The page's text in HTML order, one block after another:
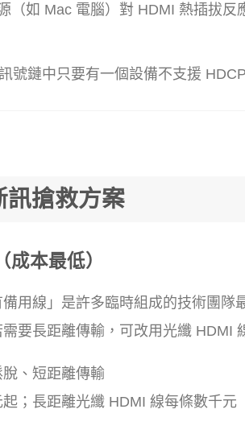
（如 Mac 電腦）對 HDMI 熱插拔
訊號鏈中只要有一個設備不支援
訊搶救方案
本最低）
用線」是許多臨時組成的技術團隊
需要長距離傳輸，可改用光纖 HDMI
、短距離傳輸
；長距離光纖 HDMI 線每條數千元